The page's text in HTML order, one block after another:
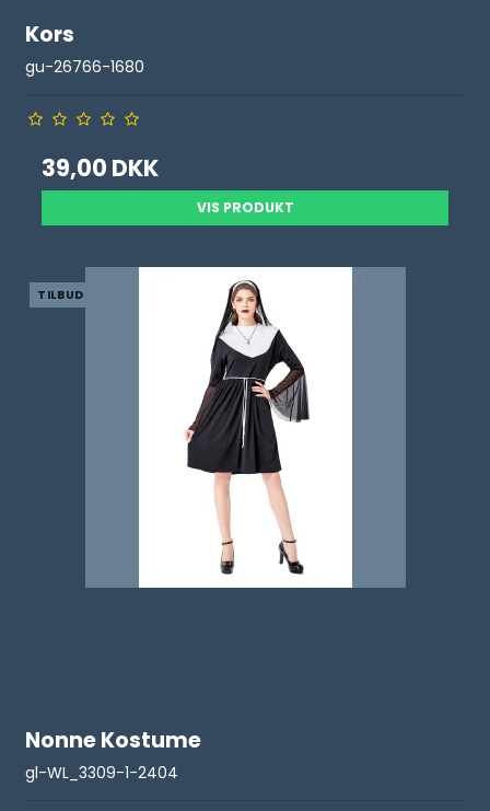
Kors
gu-26766-1680
39,00 DKK
VIS PRODUKT
TILBUD
Nonne Kostume
gl-WL_3309-1-2404